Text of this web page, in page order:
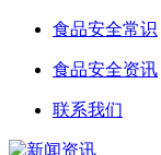
食品安全常识
食品安全资讯
联系我们